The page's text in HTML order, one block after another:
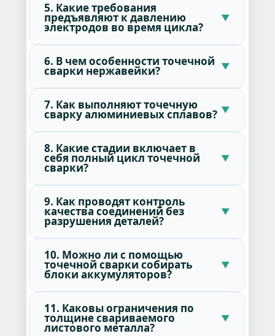
5. Какие требования
предъявляют к давлению
электродов во время цикла?
6. В чем особенности точечной
сварки нержавейки?
7. Как выполняют точечную
сварку алюминиевых сплавов?
8. Какие стадии включает в
себя полный цикл точечной
сварки?
9. Как проводят контроль
качества соединений без
разрушения деталей?
10. Можно ли с помощью
точечной сварки собирать
блоки аккумуляторов?
11. Каковы ограничения по
толщине свариваемого
листового металла?